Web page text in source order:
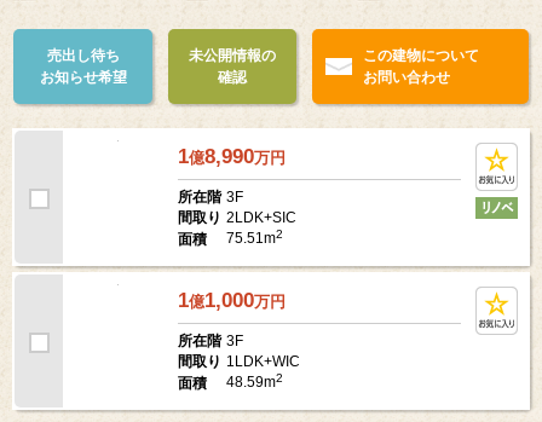
大規模マンション
フロントサービス ゲストルーム 24時間ゴミ出し可
各階ゴミ置き場 内廊下 管理人常駐
未公開情報の
確認
この建物について
1 8,990
所在階 3F
間取り 2LDK+SIC
面積
75.51m2